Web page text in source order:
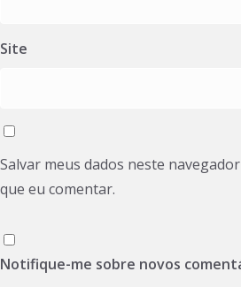
Site
Salvar meus dados neste
que eu comentar.
Notifique-me sobre novos